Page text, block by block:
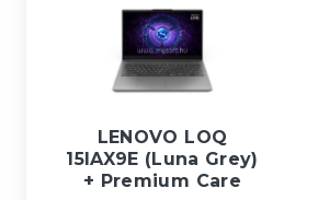
LENOVO LOQ
15IAX9E (Luna Grey)
+ Premium Care